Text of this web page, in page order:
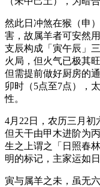
然此日冲煞在猴（申
害，故属羊者可安然
支辰构成「寅午辰」
火局，但火气已极其
但需提前做好厨房的
卯时（5点至7点），
性。
4月22日，农历三月初
但天干由甲木进阶为
生之上谓之「日照春
明的标记，主家运如日
寅与属羊之未，虽无